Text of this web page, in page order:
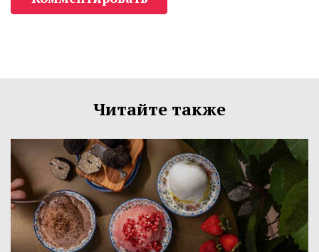
Читайте также